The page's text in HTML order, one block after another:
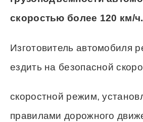
скоростью более 120 км/ч.
Изготовитель автомобиля
ездить на безопасной
скоростной режим,
правилами дорожного